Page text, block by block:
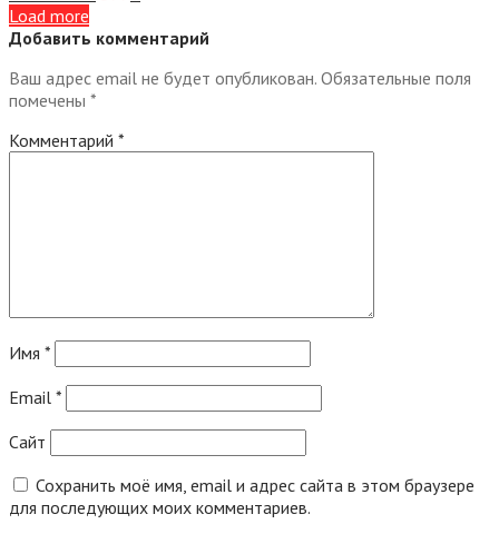
Load more
Добавить комментарий
Ваш адрес email не будет опубликован. Обязательные поля
помечены *
Комментарий *
Имя *
Email *
Сайт
Сохранить моё имя, email и адрес сайта в этом браузере
для последующих моих комментариев.